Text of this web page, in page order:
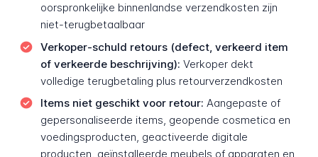
oorspronkelijke binnenlandse verzendkosten zijn
niet-terugbetaalbaar
Verkoper-schuld retours (defect, verkeerd item
of verkeerde beschrijving): Verkoper dekt
volledige terugbetaling plus retourverzendkosten
Items niet geschikt voor retour: Aangepaste of
gepersonaliseerde items, geopende cosmetica en
voedingsproducten, geactiveerde digitale
producten, geïnstalleerde meubels of apparaten en